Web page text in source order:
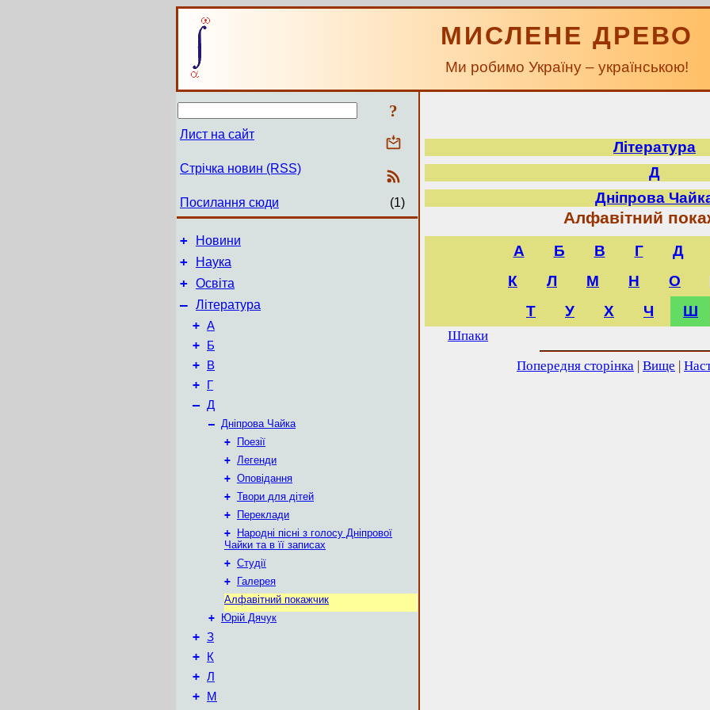
МИСЛЕНЕ ДРЕВО
Ми робимо Україну – українською!
?
Лист на сайт
Стрічка новин (RSS)
Посилання сюди (1)
+ Новини
+ Наука
+ Освіта
– Література
+ А
+ Б
+ В
+ Г
– Д
– Дніпрова Чайка
+
Поезії
+ Легенди
+ Оповідання
+ Твори для дітей
+
Переклади
+
Народні пісні з голосу Дніпрової
Чайки та в її записах
+ Студії
+
Галерея
Алфавітний покажчик
+
Юрій Дячук
+ З
+ К
+ Л
+ М
Література
Д
Дніпрова
Алфавітний
А Б В Г Д
К
Л М Н О
Т
У Х Ч Ш
Шпаки
Попередня сторінка | Вище |